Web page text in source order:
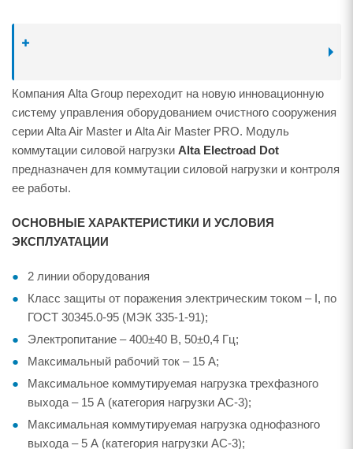
Компания Alta Group переходит на новую инновационную
систему управления оборудованием очистного сооружения
серии Alta Air Master и Alta Air Master PRO. Модуль
коммутации силовой нагрузки Alta Electroad Dot
предназначен для коммутации силовой нагрузки и контроля
ее работы.
ОСНОВНЫЕ ХАРАКТЕРИСТИКИ И УСЛОВИЯ
ЭКСПЛУАТАЦИИ
2 линии оборудования
Класс защиты от поражения электрическим током – I, по
ГОСТ 30345.0-95 (МЭК 335-1-91);
Электропитание – 400±40 В, 50±0,4 Гц;
Максимальный рабочий ток – 15 А;
Максимальное коммутируемая нагрузка трехфазного
выхода – 15 А (категория нагрузки AC-3);
Максимальная коммутируемая нагрузка однофазного
выхода – 5 А (категория нагрузки AC-3);